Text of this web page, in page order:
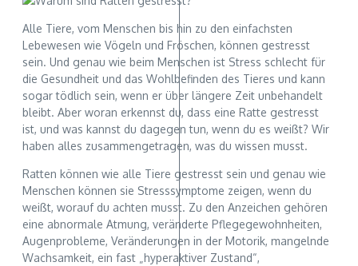
Alle Tiere, vom Menschen bis hin zu den einfachsten
Lebewesen wie Vögeln und Fröschen, können gestresst
sein. Und genau wie beim Menschen ist Stress schlecht für
die Gesundheit und das Wohlbefinden des Tieres und kann
sogar tödlich sein, wenn er über längere Zeit unbehandelt
bleibt. Aber woran erkennst du, dass eine Ratte gestresst
ist, und was kannst du dagegen tun, wenn du es weißt? Wir
haben alles zusammengetragen, was du wissen musst.
Ratten können wie alle Tiere gestresst sein und genau wie
Menschen können sie Stresssymptome zeigen, wenn du
weißt, worauf du achten musst. Zu den Anzeichen gehören
eine abnormale Atmung, veränderte Pflegegewohnheiten,
Augenprobleme, Veränderungen in der Motorik, mangelnde
Wachsamkeit, ein fast „hyperaktiver Zustand“,